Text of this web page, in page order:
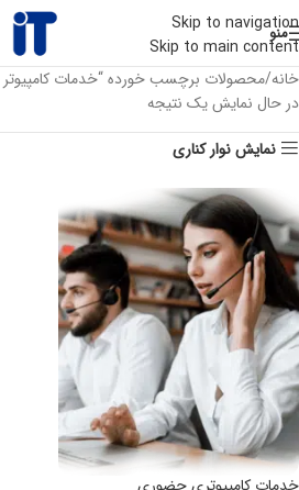
Skip to navigation
Skip to main content
منو
خانه محصولات برچسب خورده “خدمات کامپیوتر
در حال نمایش یک نتیجه
نمایش نوار کناری